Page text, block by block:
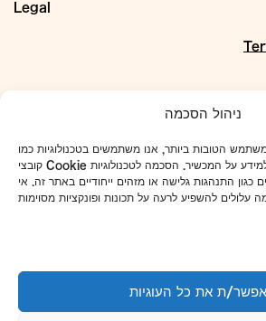
ניהול הסכמה
הטובות ביותר, אנו משתמשים בטכנולוגיות כמו
קובצי Cookie כדי לאחסן ו/או לגשת למידע על המכשיר. הסכמה לטכנולוגיות
כגון התנהגות גלישה או מזהים ייחודיים באתר זה. אי
ת את כל העוגיות
Legal
To set up tours and meetings:
WhatsApp